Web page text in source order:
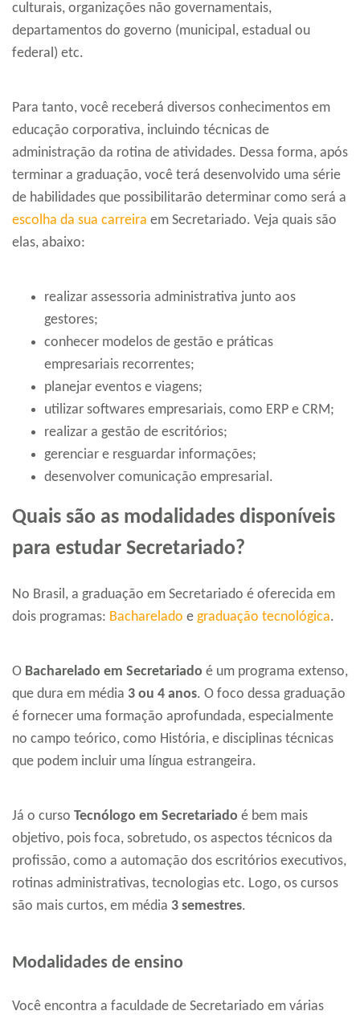
culturais, organizações não governamentais,
departamentos do governo (municipal, estadual ou
federal) etc.
Para tanto, você receberá diversos conhecimentos em
educação corporativa, incluindo técnicas de
administração da rotina de atividades. Dessa forma, após
terminar a graduação, você terá desenvolvido uma série
de habilidades que possibilitarão determinar como será a
escolha da sua carreira em Secretariado. Veja quais são
elas, abaixo:
realizar assessoria administrativa junto aos
gestores;
conhecer modelos de gestão e práticas
empresariais recorrentes;
planejar eventos e viagens;
utilizar softwares empresariais, como ERP e CRM;
realizar a gestão de escritórios;
gerenciar e resguardar informações;
desenvolver comunicação empresarial.
Quais são as modalidades disponíveis
para estudar Secretariado?
No Brasil, a graduação em Secretariado é oferecida em
dois programas: Bacharelado e graduação tecnológica.
O Bacharelado em Secretariado é um programa extenso,
que dura em média 3 ou 4 anos. O foco dessa graduação
é fornecer uma formação aprofundada, especialmente
no campo teórico, como História, e disciplinas técnicas
que podem incluir uma língua estrangeira.
Já o curso Tecnólogo em Secretariado é bem mais
objetivo, pois foca, sobretudo, os aspectos técnicos da
profissão, como a automação dos escritórios executivos,
rotinas administrativas, tecnologias etc. Logo, os cursos
são mais curtos, em média 3 semestres.
Modalidades de ensino
Você encontra a faculdade de Secretariado em várias